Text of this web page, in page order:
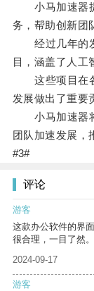
小马加速器提
务，帮助创新团
经过几年的发
目，涵盖了人工
这些项目在各
发展做出了重要
小马加速器将
团队加速发展，
#3#
评论
游客
这款办公软件的界
很合理，一目了然。
2024-09-17
游客